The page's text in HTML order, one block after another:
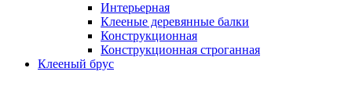
Интерьерная
Клееные деревянные балки
Конструкционная
Конструкционная строганная
Клееный брус